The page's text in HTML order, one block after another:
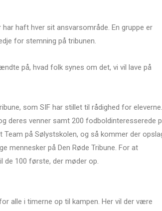
haft hver sit ansvarsområde. En gruppe er
for stemning på tribunen.
på, hvad folk synes om det, vi vil lave på
som SIF har stillet til rådighed for eleverne.
deres venner samt 200 fodboldinteresserede
Team på Sølystskolen, og så kommer der
mennesker på Den Røde Tribune. For at
de 100 første, der møder op.
alle i timerne op til kampen. Her vil der være